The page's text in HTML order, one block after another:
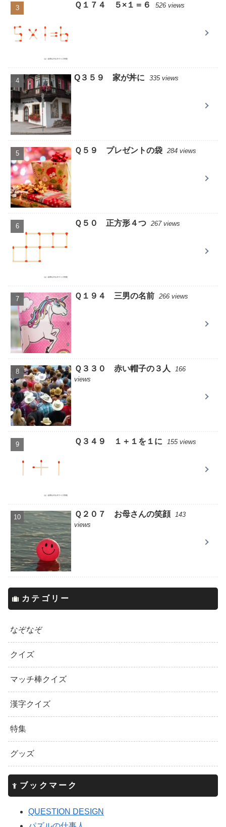
Ｑ１７４ ５×１＝６ 526 views
Q３５９ 家が丼に 335 views
Ｑ５９ プレゼントの袋 284 views
Ｑ５０ 正方形４つ 267 views
Ｑ１９４ 三男の名前 266 views
Ｑ３３０ 赤い帽子の３人
166
views
Ｑ３４９ １＋１を１に 155 views
Ｑ２０７ お母さんの笑顔 143
views
カテゴリー
なぞなぞ
クイズ
マッチ棒クイズ
漢字クイズ
特集
グッズ
ブックマーク
QUESTION DESIGN